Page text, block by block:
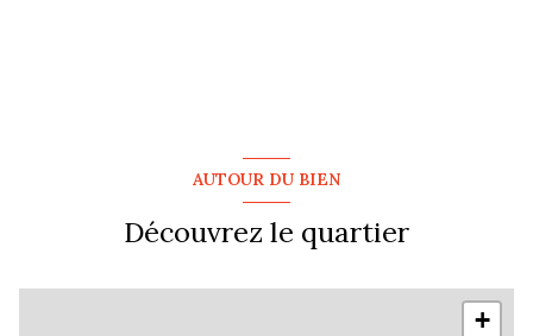
AUTOUR DU BIEN
Découvrez le quartier
+